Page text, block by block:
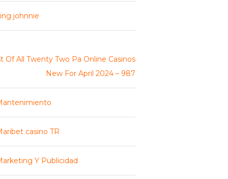
johnnie
Of All Twenty Two Pa Online Casinos
New For April 2024 – 987
casino TR
Y Publicidad